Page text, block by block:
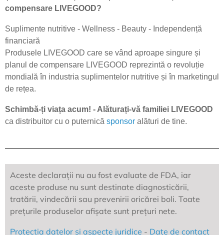
compensare LIVEGOOD?
Suplimente nutritive - Wellness - Beauty - Independență
financiară
Produsele LIVEGOOD care se vând aproape singure și
planul de compensare LIVEGOOD reprezintă o revoluție
mondială în industria suplimentelor nutritive și în marketingul
de rețea.
Schimbă-ți viața acum! - Alăturați-vă familiei LIVEGOOD
ca distribuitor cu o puternică sponsor alături de tine.
Aceste declarații nu au fost evaluate de FDA, iar
aceste produse nu sunt destinate diagnosticării,
tratării, vindecării sau prevenirii oricărei boli. Toate
prețurile produselor afișate sunt prețuri nete.
Protecția datelor și aspecte juridice - Date de contact